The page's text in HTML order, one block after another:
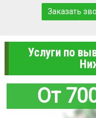
Заказать
Услуги по
От